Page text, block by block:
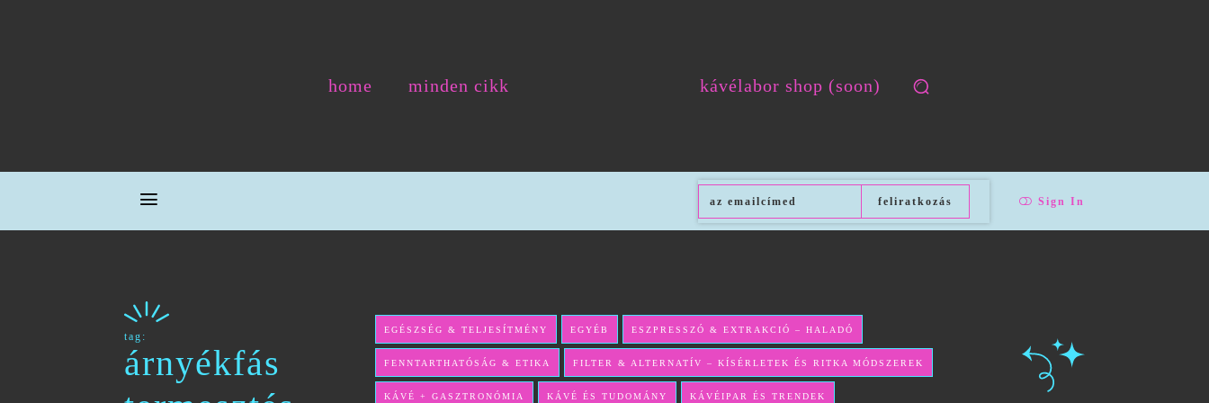
home minden cikk kávélabor shop (soon)
feliratkozás Sign In
tag:
árnyékfás
EGÉSZSÉG & TELJESÍTMÉNY EGYÉB ESZPRESSZÓ & EXTRAKCIÓ – HALADÓ
FENNTARTHATÓSÁG & ETIKA FILTER & ALTERNATÍV – KÍSÉRLETEK ÉS RITKA MÓDSZEREK
KÁVÉ + GASZTRONÓMIA KÁVÉ ÉS TUDOMÁNY KÁVÉIPAR ÉS TRENDEK